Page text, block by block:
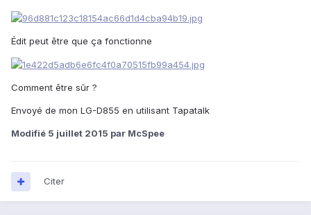
Édit peut être que ça fonctionne
Comment être sûr ?
Envoyé de mon LG-D855 en utilisant Tapatalk
Modifié 5 juillet 2015 par McSpee
Citer